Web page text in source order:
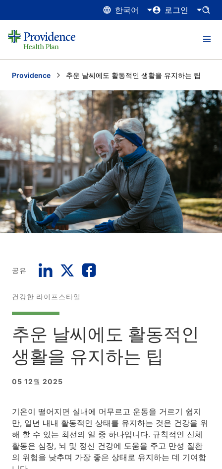
한국어 로그인
Providence Current:
추운 날씨에도 활동적인 생활을 유지하는 팁
공유
건강한 라이프스타일
추운 날씨에도 활동적인
생활을 유지하는 팁
05 12월 2025
기온이 떨어지면 실내에 머무르고 운동을 거르기 쉽지
만, 일년 내내 활동적인 상태를 유지하는 것은 건강을 위
해 할 수 있는 최선의 일 중 하나입니다. 규칙적인 신체
활동은 심장, 뇌 및 정신 건강에 도움을 주고 만성 질환
의 위험을 낮추며 가장 좋은 상태로 유지하는 데 기여합